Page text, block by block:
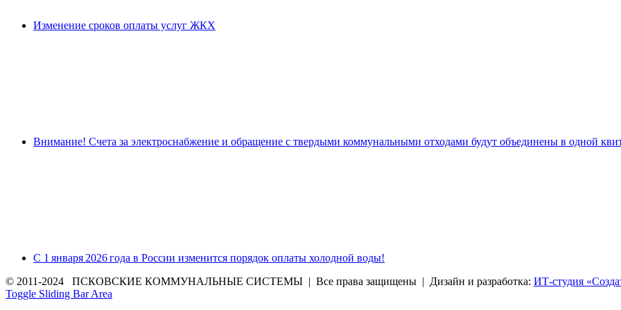
Изменение сроков оплаты услуг ЖКХ
Внимание! Счета за электроснабжение и обращение с твердыми коммунальными отходами будут объединены в одной
С 1 января 2026 года в России изменится порядок оплаты холодной воды!
© 2011-2024 ПСКОВСКИЕ КОММУНАЛЬНЫЕ СИСТЕМЫ | Все права защищены | Дизайн и разработка: ИТ-студия
Toggle Sliding Bar Area